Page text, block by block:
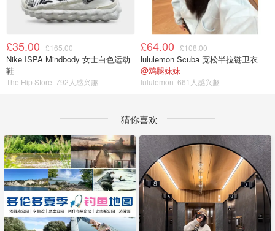
£35.00 £165.00
Nike ISPA Mindbody 女士白色运动
鞋
The Hip Store 792人感兴趣
£64.00 £108.00
lululemon Scuba 宽松半拉链卫衣
@鸡腿妹妹
lululemon 661人感兴趣
猜你喜欢